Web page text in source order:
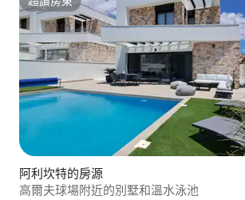
超讚房東
阿利坎特的房源
高爾夫球場附近的別墅和溫水泳池